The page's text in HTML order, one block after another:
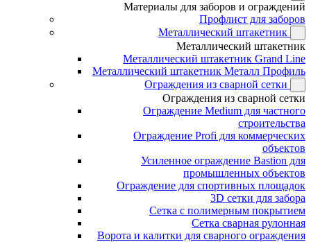
Материалы для заборов и ограждений
Профлист для заборов
Металлический штакетник
Металлический штакетник
Металлический штакетник Grand Line
Металлический штакетник Металл Профиль
Ограждения из сварной сетки
Ограждения из сварной сетки
Ограждение Medium для частного
строительства
Ограждение Profi для коммерческих
объектов
Усиленное ограждение Bastion для
промышленных объектов
Ограждение для спортивных площадок
3D сетки для забора
Сетка с полимерным покрытием
Сетка сварная рулонная
Ворота и калитки для сварного ограждения